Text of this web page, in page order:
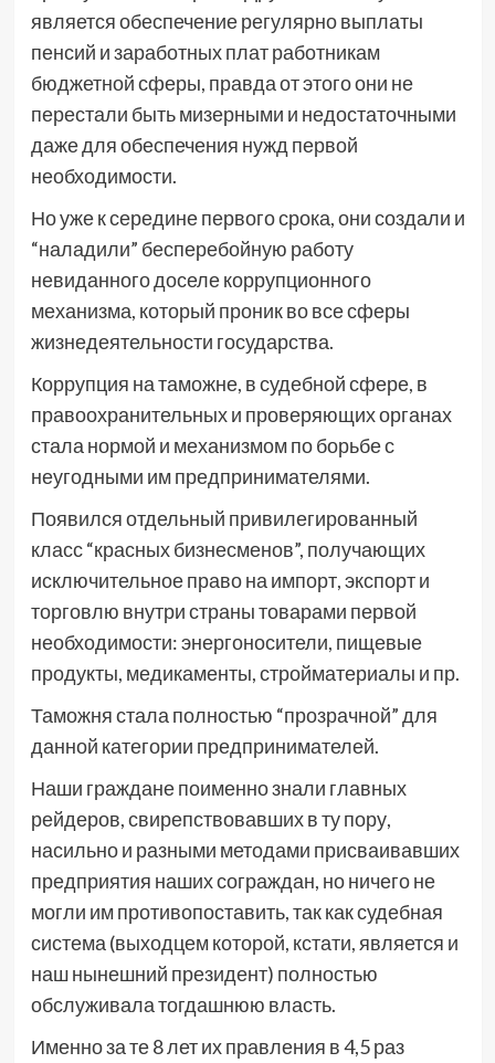
является обеспечение регулярно выплаты
пенсий и заработных плат работникам
бюджетной сферы, правда от этого они не
перестали быть мизерными и недостаточными
даже для обеспечения нужд первой
необходимости.
Но уже к середине первого срока, они создали и
“наладили” бесперебойную работу
невиданного доселе коррупционного
механизма, который проник во все сферы
жизнедеятельности государства.
Коррупция на таможне, в судебной сфере, в
правоохранительных и проверяющих органах
стала нормой и механизмом по борьбе с
неугодными им предпринимателями.
Появился отдельный привилегированный
класс “красных бизнесменов”, получающих
исключительное право на импорт, экспорт и
торговлю внутри страны товарами первой
необходимости: энергоносители, пищевые
продукты, медикаменты, стройматериалы и пр.
Таможня стала полностью “прозрачной” для
данной категории предпринимателей.
Наши граждане поименно знали главных
рейдеров, свирепствовавших в ту пору,
насильно и разными методами присваивавших
предприятия наших сограждан, но ничего не
могли им противопоставить, так как судебная
система (выходцем которой, кстати, является и
наш нынешний президент) полностью
обслуживала тогдашнюю власть.
Именно за те 8 лет их правления в 4,5 раз